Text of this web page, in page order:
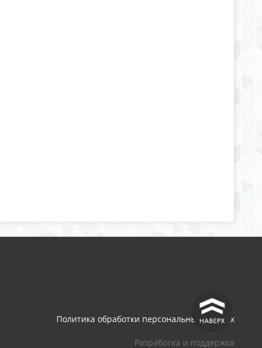
^
Политика обработки персональных данных
Разработка и поддержка